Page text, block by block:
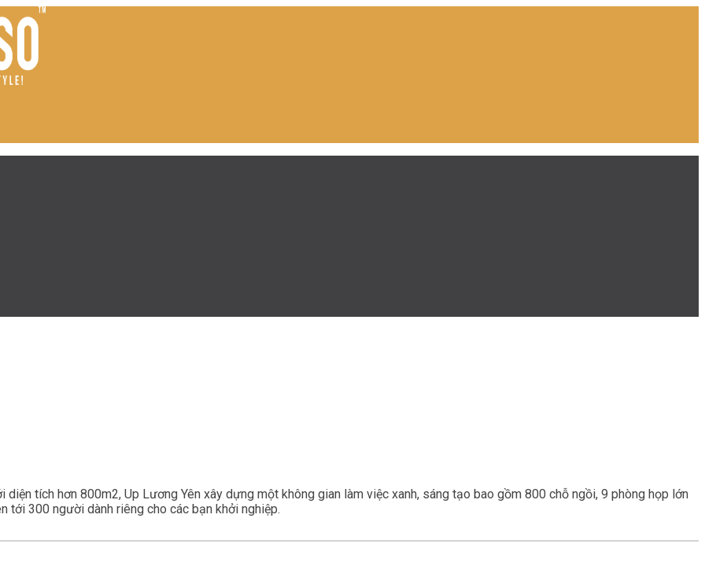
tích hơn 800m2, Up Lương Yên xây dựng một không gian làm việc xanh, sáng tạo bao gồm 800 chỗ ngồi, 9 phòng họp lớn
tới 300 người dành riêng cho các bạn khởi nghiệp.